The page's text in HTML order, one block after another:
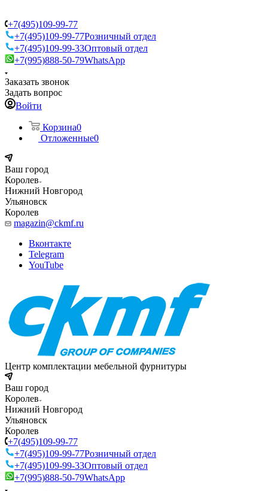
+7(495)109-99-77
+7(495)109-99-77Розничный отдел
+7(495)109-99-33Оптовый отдел
+7(995)888-50-79WhatsApp
Заказать звонок
Задать вопрос
Войти
Корзина0
Отложенные0
Ваш город
Королев
Нижний Новгород
Ульяновск
Королев
magazin@ckmf.ru
Вконтакте
Telegram
YouTube
Центр комплектации мебельной фурнитуры
Ваш город
Королев
Нижний Новгород
Ульяновск
Королев
+7(495)109-99-77
+7(495)109-99-77Розничный отдел
+7(495)109-99-33Оптовый отдел
+7(995)888-50-79WhatsApp